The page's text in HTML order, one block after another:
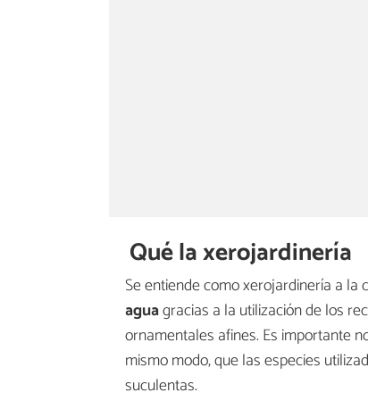
Qué la xerojardinería
Se entiende como xerojardinería a la
aguagracias a la utilización de los
ornamentales afines. Es importante
mismo modo, que las especies
suculentas.